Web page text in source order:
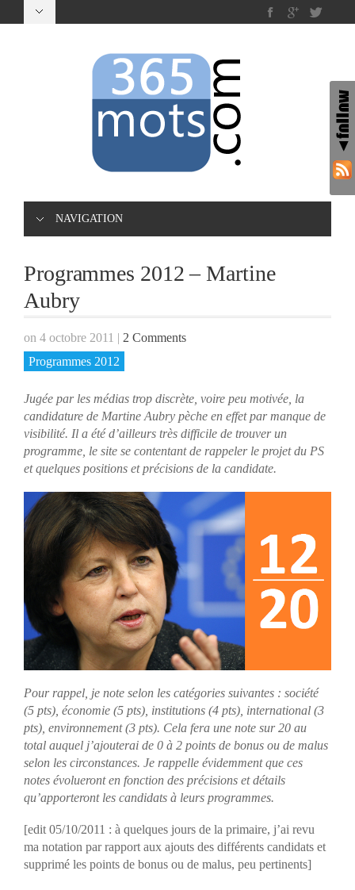
NAVIGATION
Programmes 2012 – Martine
Aubry
on 4 octobre 2011 | 2 Comments
Programmes 2012
Jugée par les médias trop discrète, voire peu motivée, la
candidature de Martine Aubry pèche en effet par manque de
visibilité. Il a été d’ailleurs très difficile de trouver un
programme, le site se contentant de rappeler le projet du PS
et quelques positions et précisions de la candidate.
Pour rappel, je note selon les catégories suivantes : société
(5 pts), économie (5 pts), institutions (4 pts), international (3
pts), environnement (3 pts). Cela fera une note sur 20 au
total auquel j’ajouterai de 0 à 2 points de bonus ou de malus
selon les circonstances. Je rappelle évidemment que ces
notes évolueront en fonction des précisions et détails
qu’apporteront les candidats à leurs programmes.
[edit 05/10/2011 : à quelques jours de la primaire, j’ai revu
ma notation par rapport aux ajouts des différents candidats et
supprimé les points de bonus ou de malus, peu pertinents]